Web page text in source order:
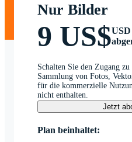
Nur Bilder
9 US$
Schalten Sie den Zugang zu
Sammlung von Fotos,
für die kommerzielle
nicht enthalten.
Jetzt
Plan beinhaltet: